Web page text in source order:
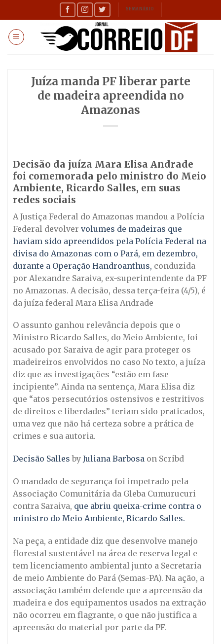
to
content
SEMANÁRIO
Juíza manda PF liberar parte
de madeira apreendida no
Amazonas
Decisão da juíza Mara Elisa Andrade
foi comemorada pelo ministro do Meio
Ambiente, Ricardo Salles, em suas
redes sociais
A Justiça Federal do Amazonas mandou a Polícia
Federal devolver volumes de madeiras que
haviam sido apreendidos pela Polícia Federal na
divisa do Amazonas com o Pará, em dezembro,
durante a Operação Handroanthus, conduzida
por Alexandre Saraiva, ex-superintendente da PF
no Amazonas. A decisão, dessa terça-feira (4/5), é
da juíza federal Mara Elisa Andrade
O assunto ganhou relevância depois que o
Ministro Ricardo Salles, do Meio Ambiente, foi
acusado por Saraiva de agir para proteger os
madeireiros envolvidos no caso No texto, a juíza
diz que as investigações “estão em fase
incipiente”. Ainda na sentença, Mara Elisa diz
que “atos persecutórios ostensivos e restritivos
de direitos e liberdades” teriam sido praticados,
uma vez que não há certeza sobre a prática de
crimes e sua autoria.
Decisão Salles by Juliana Barbosa on Scribd
O mandado de segurança foi impetrado pela
Associação Comunitária da Gleba Cumurucuri
contra Saraiva, que abriu queixa-crime contra o
ministro do Meio Ambiente, Ricardo Salles.
Na peça, a entidade diz que desenvolve manejo
florestal sustentável na área de reserva legal e
tem licenciamento ambiental junto a Secretaria
de meio Ambiente do Pará (Semas-PA). Na ação, a
associação também defende que a apreensão da
madeira e dos equipamentos usados na extração
não ocorreu em flagrante, o que não justifica a
apreensão do material por parte da PF.